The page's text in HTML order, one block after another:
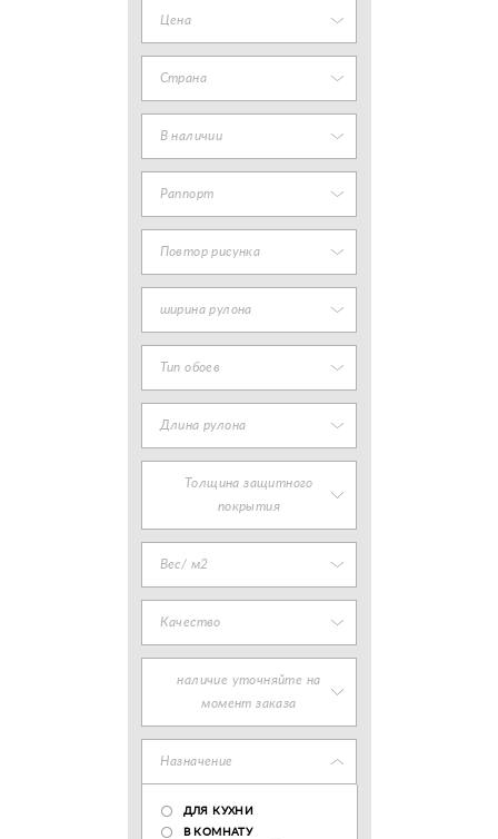
Цена
Страна
В наличии
Раппорт
Повтор рисунка
ширина рулона
Тип обоев
Длина рулона
Толщина защитного
покрытия
Вес/ м2
Качество
наличие уточняйте на
момент заказа
Назначение
ДЛЯ КУХНИ
В КОМНАТУ